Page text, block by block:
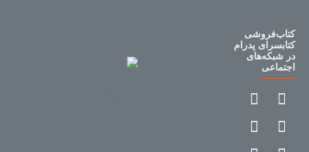
کتاب‌فروشی
کتابسرای پدرام
در شبکه‌های
اجتماعی